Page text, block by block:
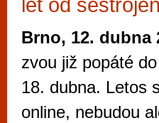
let od
Brno, 12. dubna
zvou již popáté
18. dubna. Letos
online, nebudou
Mimo jiné je ale